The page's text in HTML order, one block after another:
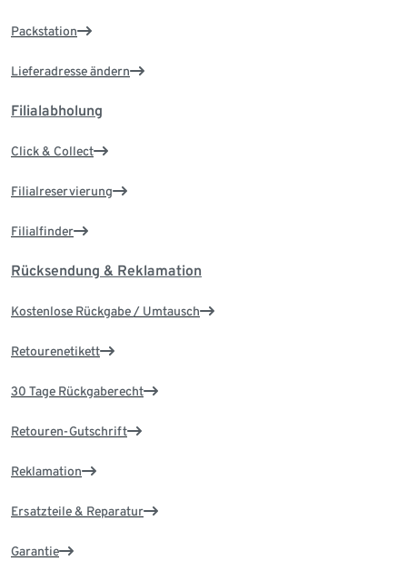
Packstation
Lieferadresse ändern
Filialabholung
Click & Collect
Filialreservierung
Filialfinder
Rücksendung & Reklamation
Kostenlose Rückgabe / Umtausch
Retourenetikett
30 Tage Rückgaberecht
Retouren-Gutschrift
Reklamation
Ersatzteile & Reparatur
Garantie